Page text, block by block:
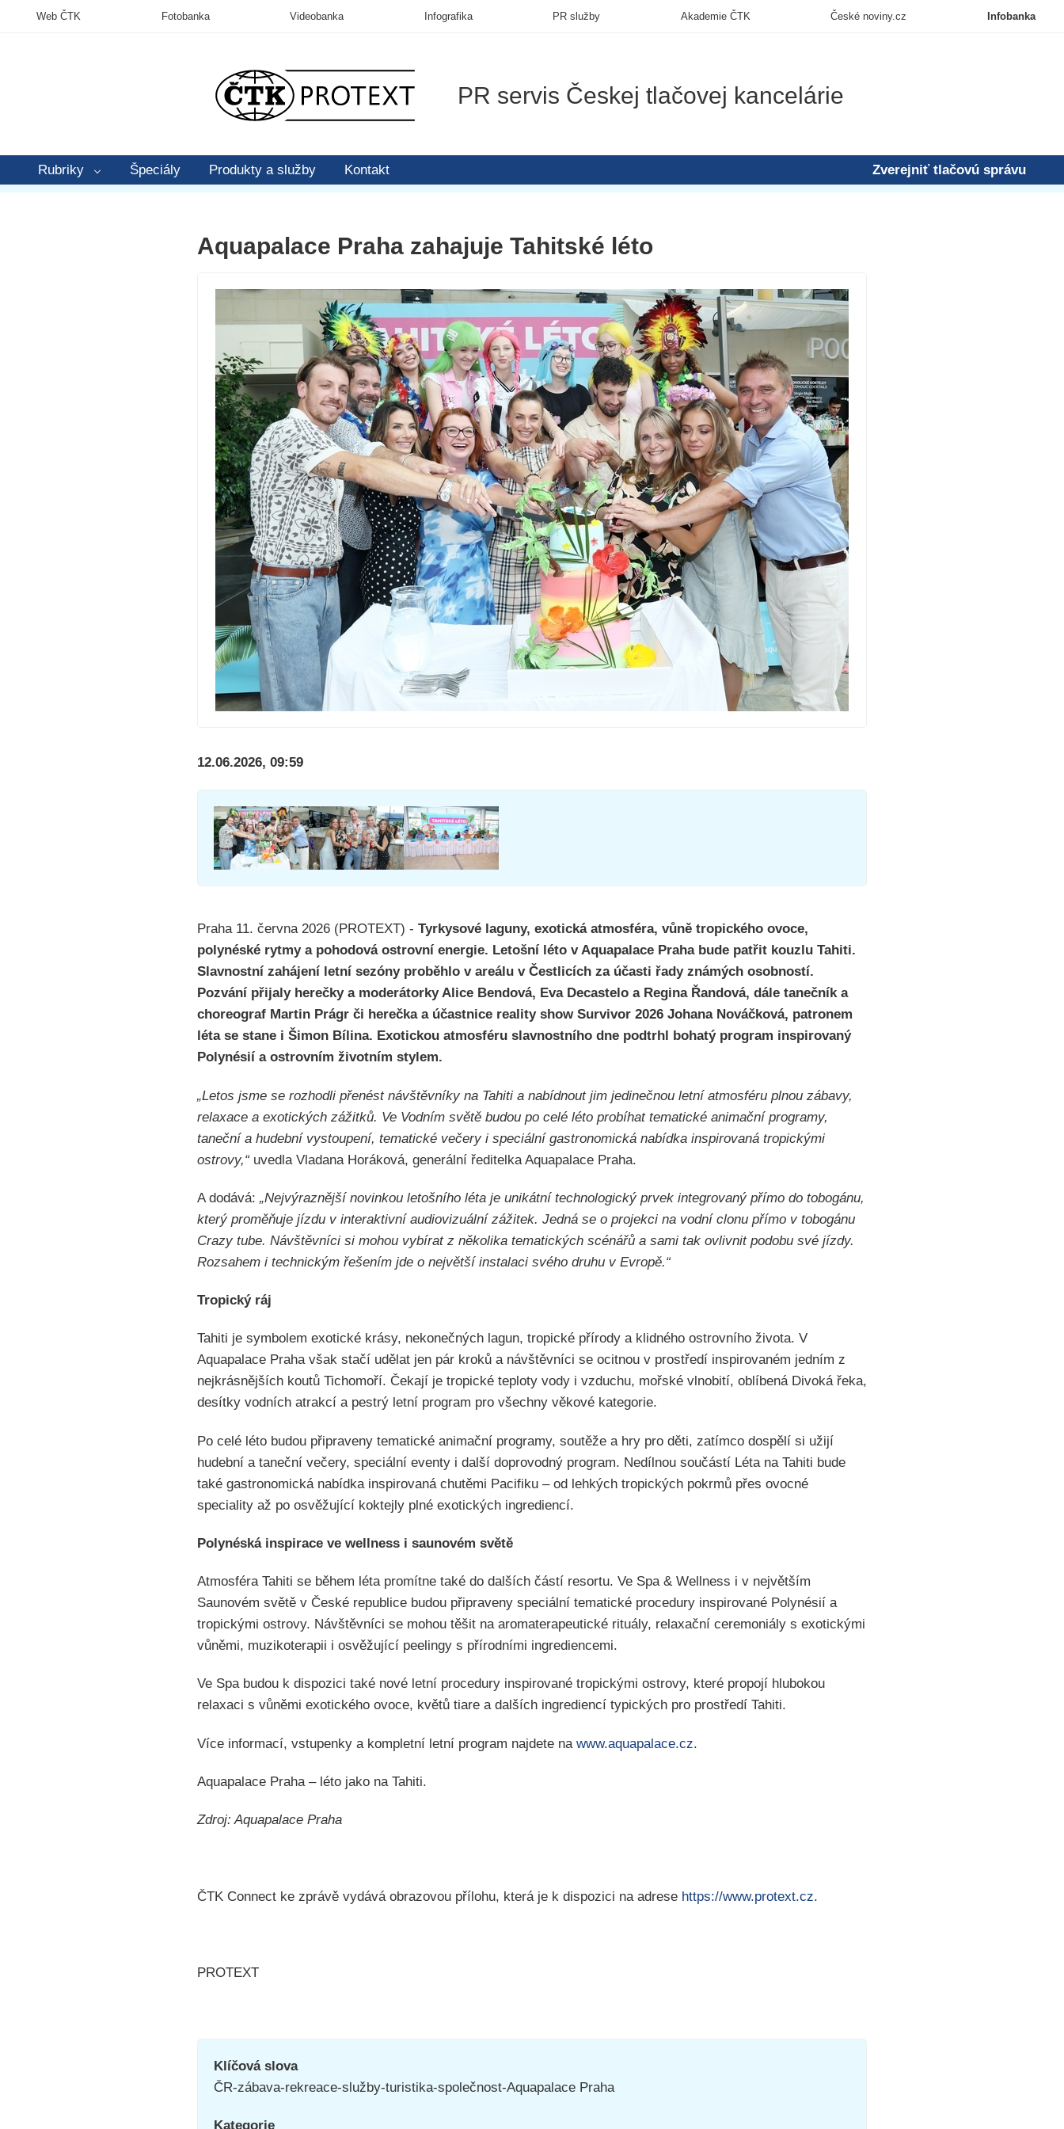
PR servis Českej tlačovej kancelárie
Rubriky Špeciály Produkty a služby Kontakt Zverejniť tlačovú správu
Infobanka
Web ČTK Fotobanka Videobanka Infografika PR služby Akademie ČTK České noviny.cz
Aquapalace Praha zahajuje Tahitské léto
12.06.2026, 09:59
Praha 11. června 2026 (PROTEXT) - Tyrkysové laguny, exotická atmosféra, vůně tropického ovoce,
polynéské rytmy a pohodová ostrovní energie. Letošní léto v Aquapalace Praha bude patřit kouzlu Tahiti.
Slavnostní zahájení letní sezóny proběhlo v areálu v Čestlicích za účasti řady známých osobností.
Pozvání přijaly herečky a moderátorky Alice Bendová, Eva Decastelo a Regina Řandová, dále tanečník a
choreograf Martin Prágr či herečka a účastnice reality show Survivor 2026 Johana Nováčková, patronem
léta se stane i Šimon Bílina. Exotickou atmosféru slavnostního dne podtrhl bohatý program inspirovaný
Polynésií a ostrovním životním stylem.
„Letos jsme se rozhodli přenést návštěvníky na Tahiti a nabídnout jim jedinečnou letní atmosféru plnou zábavy,
relaxace a exotických zážitků. Ve Vodním světě budou po celé léto probíhat tematické animační programy,
taneční a hudební vystoupení, tematické večery i speciální gastronomická nabídka inspirovaná tropickými
ostrovy,“ uvedla Vladana Horáková, generální ředitelka Aquapalace Praha.
A dodává: „Nejvýraznější novinkou letošního léta je unikátní technologický prvek integrovaný přímo do tobogánu,
který proměňuje jízdu v interaktivní audiovizuální zážitek. Jedná se o projekci na vodní clonu přímo v tobogánu
Crazy tube. Návštěvníci si mohou vybírat z několika tematických scénářů a sami tak ovlivnit podobu své jízdy.
Rozsahem i technickým řešením jde o největší instalaci svého druhu v Evropě.“
Tropický ráj
Tahiti je symbolem exotické krásy, nekonečných lagun, tropické přírody a klidného ostrovního života. V
Aquapalace Praha však stačí udělat jen pár kroků a návštěvníci se ocitnou v prostředí inspirovaném jedním z
nejkrásnějších koutů Tichomoří. Čekají je tropické teploty vody i vzduchu, mořské vlnobití, oblíbená Divoká řeka,
desítky vodních atrakcí a pestrý letní program pro všechny věkové kategorie.
Po celé léto budou připraveny tematické animační programy, soutěže a hry pro děti, zatímco dospělí si užijí
hudební a taneční večery, speciální eventy i další doprovodný program. Nedílnou součástí Léta na Tahiti bude
také gastronomická nabídka inspirovaná chutěmi Pacifiku – od lehkých tropických pokrmů přes ovocné
speciality až po osvěžující koktejly plné exotických ingrediencí.
Polynéská inspirace ve wellness i saunovém světě
Atmosféra Tahiti se během léta promítne také do dalších částí resortu. Ve Spa & Wellness i v největším
Saunovém světě v České republice budou připraveny speciální tematické procedury inspirované Polynésií a
tropickými ostrovy. Návštěvníci se mohou těšit na aromaterapeutické rituály, relaxační ceremoniály s exotickými
vůněmi, muzikoterapii i osvěžující peelingy s přírodními ingrediencemi.
Ve Spa budou k dispozici také nové letní procedury inspirované tropickými ostrovy, které propojí hlubokou
relaxaci s vůněmi exotického ovoce, květů tiare a dalších ingrediencí typických pro prostředí Tahiti.
Více informací, vstupenky a kompletní letní program najdete na www.aquapalace.cz.
Aquapalace Praha – léto jako na Tahiti.
Zdroj: Aquapalace Praha
ČTK Connect ke zprávě vydává obrazovou přílohu, která je k dispozici na adrese https://www.protext.cz.
PROTEXT
Klíčová slova
ČR-zábava-rekreace-služby-turistika-společnost-Aquapalace Praha
Kategorie